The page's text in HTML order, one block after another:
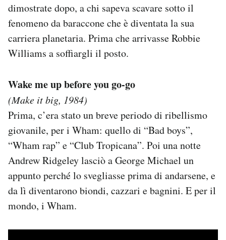
dimostrate dopo, a chi sapeva scavare sotto il
fenomeno da baraccone che è diventata la sua
carriera planetaria. Prima che arrivasse Robbie
Williams a soffiargli il posto.
Wake me up before you go-go
(Make it big, 1984)
Prima, c’era stato un breve periodo di ribellismo
giovanile, per i Wham: quello di “Bad boys”,
“Wham rap” e “Club Tropicana”. Poi una notte
Andrew Ridgeley lasciò a George Michael un
appunto perché lo svegliasse prima di andarsene, e
da lì diventarono biondi, cazzari e bagnini. E per il
mondo, i Wham.